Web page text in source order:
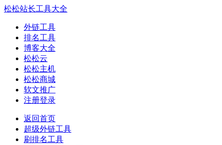
松松站长工具大全
外链工具
排名工具
博客大全
松松云
松松主机
松松商城
软文推广
注册登录
返回首页
超级外链工具
刷排名工具